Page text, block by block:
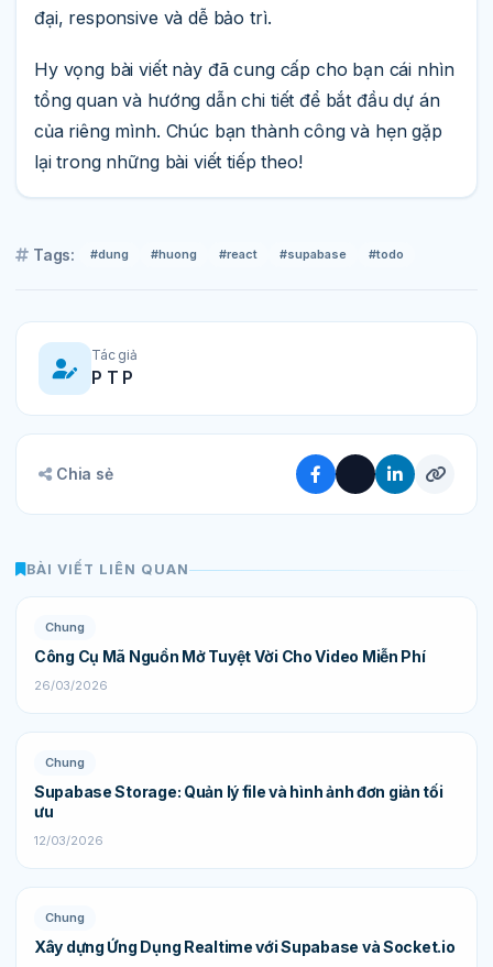
đại, responsive và dễ bảo trì.
Hy vọng bài viết này đã cung cấp cho bạn cái nhìn
tổng quan và hướng dẫn chi tiết để bắt đầu dự án
của riêng mình. Chúc bạn thành công và hẹn gặp
lại trong những bài viết tiếp theo!
Tags: #dung #huong #react #supabase #todo
Tác giả
P T P
Chia sẻ
BÀI VIẾT LIÊN QUAN
Chung
Công Cụ Mã Nguồn Mở Tuyệt Vời Cho Video Miễn Phí
26/03/2026
Chung
Supabase Storage: Quản lý file và hình ảnh đơn giản tối
ưu
12/03/2026
Chung
Xây dựng Ứng Dụng Realtime với Supabase và Socket.io